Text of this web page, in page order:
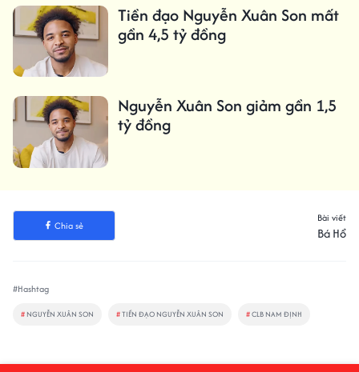
Tiền đạo Nguyễn Xuân Son mất
gần 4,5 tỷ đồng
Nguyễn Xuân Son giảm gần 1,5
tỷ đồng
Chia sẻ
Bài viết
Bá Hổ
#Hashtag
# NGUYỄN XUÂN SON #TIỀN ĐẠO NGUYỄN XUÂN SON #CLB NAM ĐỊNH